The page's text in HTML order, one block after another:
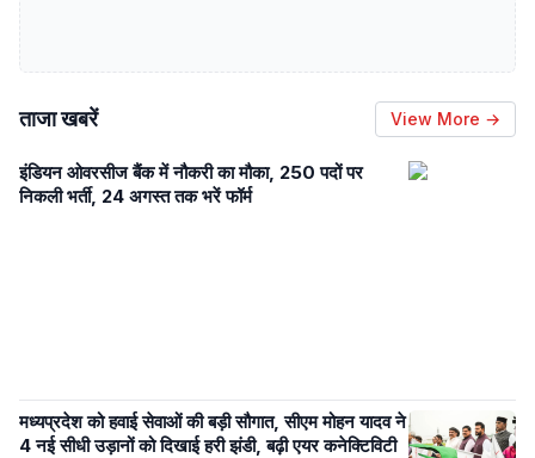
ताजा खबरें View More →
इंडियन ओवरसीज बैंक में नौकरी का मौका, 250 पदों पर
निकली भर्ती, 24 अगस्त तक भरें फॉर्म
मध्यप्रदेश को हवाई सेवाओं की बड़ी सौगात, सीएम मोहन यादव ने
4 नई सीधी उड़ानों को दिखाई हरी झंडी, बढ़ी एयर कनेक्टिविटी